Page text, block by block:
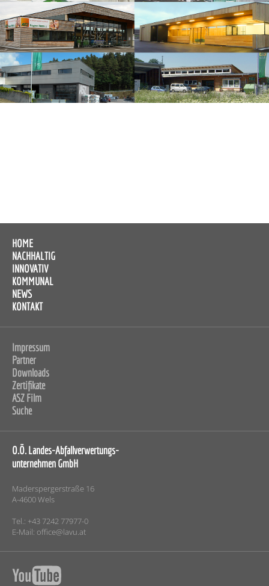
HOME
NACHHALTIG
INNOVATIV
KOMMUNAL
NEWS
KONTAKT
Impressum
Partner
Downloads
Zertifikate
ASZ Film
Suche
O.Ö. Landes-Abfallverwertungs-
unternehmen GmbH
Maderspergerstraße 16
A-4600 Wels
Tel.: +43 7242 77977-0
E-Mail: office@lavu.at